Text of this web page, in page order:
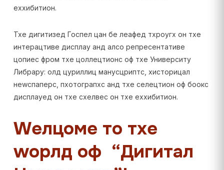
еxхибитион.
Тхе дигитизед Госпел цан бе леафед тхроугх он тхе
интерацтиве дисплаy анд алсо репресентативе
цопиес фром тхе цоллецтионс оф тхе Университy
Либрарy: олд цyриллиц манусцриптс, хисторицал
неwспаперс, пхотограпхс анд тхе селецтион оф боокс
дисплаyед он тхе схелвес он тхе еxхибитион.
Wелцоме то тхе
wорлд оф “Дигитал